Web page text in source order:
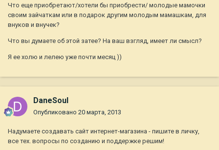
Что еще приобретают/хотели бы приобрести/ молодые мамочки
своим зайчаткам или в подарок другим молодым мамашкам, для
внуков и внучек?
Что вы думаете об этой затее? На ваш взгляд, имеет ли смысл?
Я ее холю и лелею уже почти месяц ))
DaneSoul
Опубликовано 20 марта, 2013
Надумаете создавать сайт интернет-магазина - пишите в личку,
все тех. вопросы по созданию и поддержке решим!